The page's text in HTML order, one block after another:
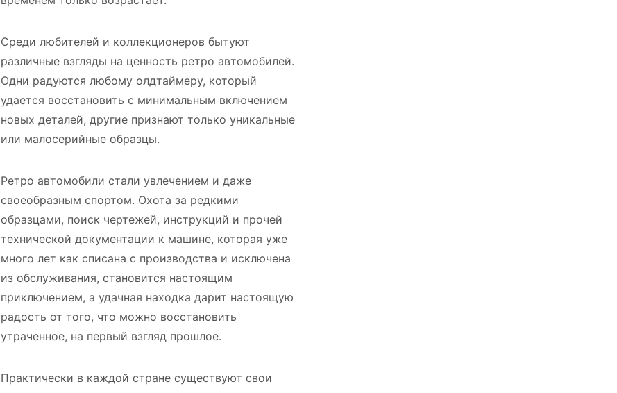
Среди любителей и коллекционеров бытуют
различные взгляды на ценность ретро автомобилей.
Одни радуются любому олдтаймеру, который
удается восстановить с минимальным включением
новых деталей, другие признают только уникальные
или малосерийные образцы.
Ретро автомобили стали увлечением и даже
своеобразным спортом. Охота за редкими
образцами, поиск чертежей, инструкций и прочей
технической документации к машине, которая уже
много лет как списана с производства и исключена
из обслуживания, становится настоящим
приключением, а удачная находка дарит настоящую
радость от того, что можно восстановить
утраченное, на первый взгляд прошлое.
Практически в каждой стране существуют свои